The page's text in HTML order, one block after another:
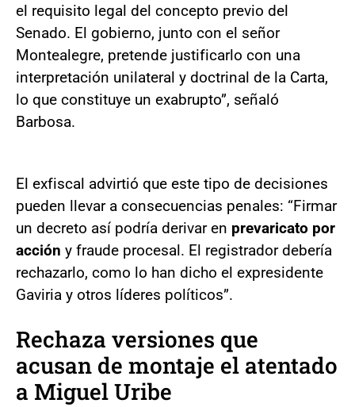
el requisito legal del concepto previo del
Senado. El gobierno, junto con el señor
Montealegre, pretende justificarlo con una
interpretación unilateral y doctrinal de la Carta,
lo que constituye un exabrupto”, señaló
Barbosa.
El exfiscal advirtió que este tipo de decisiones
pueden llevar a consecuencias penales: “Firmar
un decreto así podría derivar en prevaricato por
acción y fraude procesal. El registrador debería
rechazarlo, como lo han dicho el expresidente
Gaviria y otros líderes políticos”.
Rechaza versiones que
acusan de montaje el atentado
a Miguel Uribe